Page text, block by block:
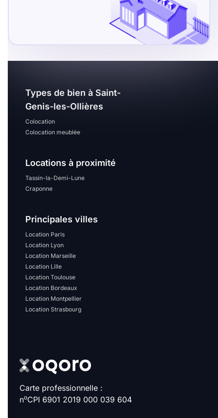
Disponible à partir du
Promotions
promotions sur honoraires
Types de bien à Saint-
Genis-les-Ollières
Colocation
Colocation meublée
Locations à proximité
Tassin-la-Demi-Lune
Craponne
Principales villes
Location Paris
Location Lyon
Location Marseille
Location Lille
Location Toulouse
Location Bordeaux
Location Montpellier
Location Strasbourg
Carte professionnelle :
noCPI 6901 2019 000 039 604